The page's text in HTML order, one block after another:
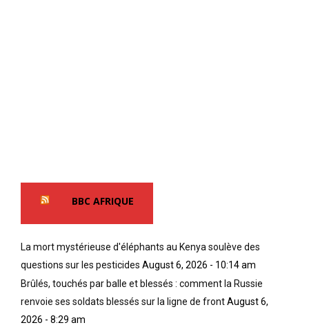
BBC AFRIQUE
La mort mystérieuse d'éléphants au Kenya soulève des
questions sur les pesticides August 6, 2026 - 10:14 am
Brûlés, touchés par balle et blessés : comment la Russie
renvoie ses soldats blessés sur la ligne de frontAugust 6,
2026 - 8:29 am